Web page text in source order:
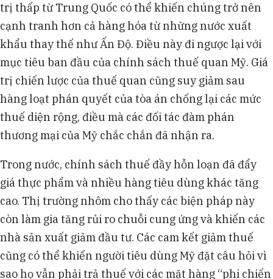
trị thấp từ Trung Quốc có thể khiến chúng trở nên
cạnh tranh hơn cả hàng hóa từ những nước xuất
khẩu thay thế như Ấn Độ. Điều này đi ngược lại với
mục tiêu ban đầu của chính sách thuế quan Mỹ. Giá
trị chiến lược của thuế quan cũng suy giảm sau
hàng loạt phán quyết của tòa án chống lại các mức
thuế diện rộng, điều mà các đối tác đàm phán
thương mại của Mỹ chắc chắn đã nhận ra.
Trong nước, chính sách thuế đầy hỗn loạn đã đẩy
giá thực phẩm và nhiều hàng tiêu dùng khác tăng
cao. Thị trường nhôm cho thấy các biện pháp này
còn làm gia tăng rủi ro chuỗi cung ứng và khiến các
nhà sản xuất giảm đầu tư. Các cam kết giảm thuế
cũng có thể khiến người tiêu dùng Mỹ đặt câu hỏi vì
sao họ vẫn phải trả thuế với các mặt hàng “phi chiến